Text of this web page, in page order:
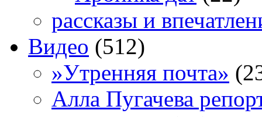
рассказы и
Видео (512)
»Утренняя почта»
Алла Пугачева